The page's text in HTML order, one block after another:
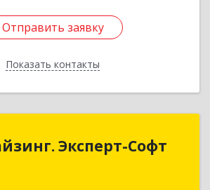
Отправить заявку
Показать контакты
Отправить заявку
Назад
Эксперт-Софт
Эксперт-Софт
обл, Тобольск г, 7-й мкр,